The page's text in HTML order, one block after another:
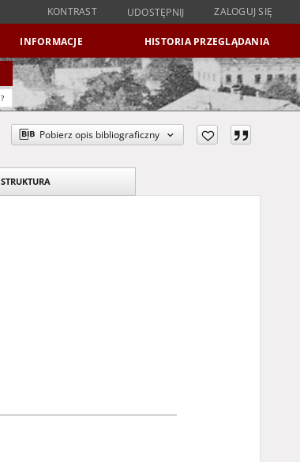
KONTRAST UDOSTĘPNIJ ZALOGUJ SIĘ
INFORMACJE HISTORIA PRZEGLĄDANIA
?
Pobierz opis bibliograficzny
STRUKTURA